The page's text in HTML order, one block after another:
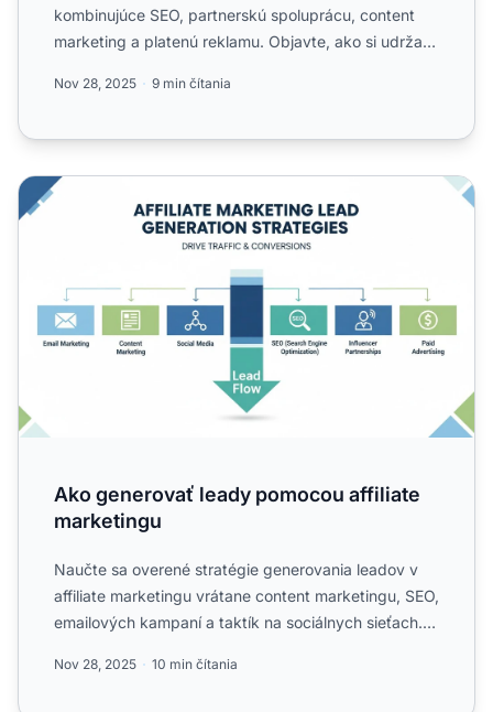
kombinujúce SEO, partnerskú spoluprácu, content
marketing a platenú reklamu. Objavte, ako si udržať
Nov 28, 2025 9 min čítania
Ako generovať leady pomocou affiliate marketingu
Ako generovať leady pomocou affiliate
marketingu
Naučte sa overené stratégie generovania leadov v
affiliate marketingu vrátane content marketingu, SEO,
emailových kampaní a taktík na sociálnych sieťach.
Nov 28, 2025 10 min čítania